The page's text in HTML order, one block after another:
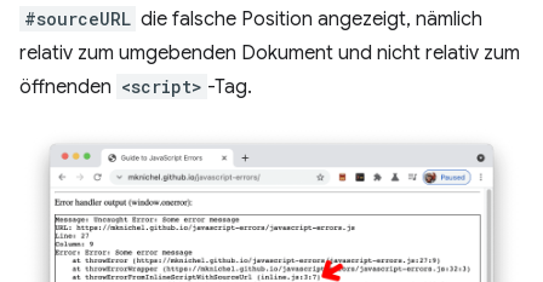
#sourceURL die falsche Position angezeigt, nämlich
relativ zum umgebenden Dokument und nicht relativ zum
öffnenden <script> -Tag.